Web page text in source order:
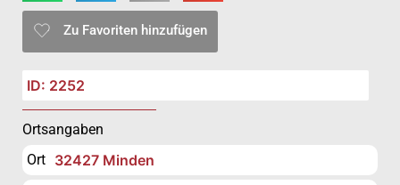
Zu Favoriten hinzufügen
ID: 2252
Ortsangaben
Ort 32427 Minden